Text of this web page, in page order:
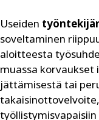
Useiden
soveltaminen
aloitteesta
muassa
jättämisestä tai